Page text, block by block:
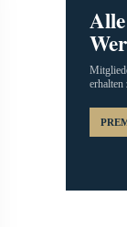
erhalten